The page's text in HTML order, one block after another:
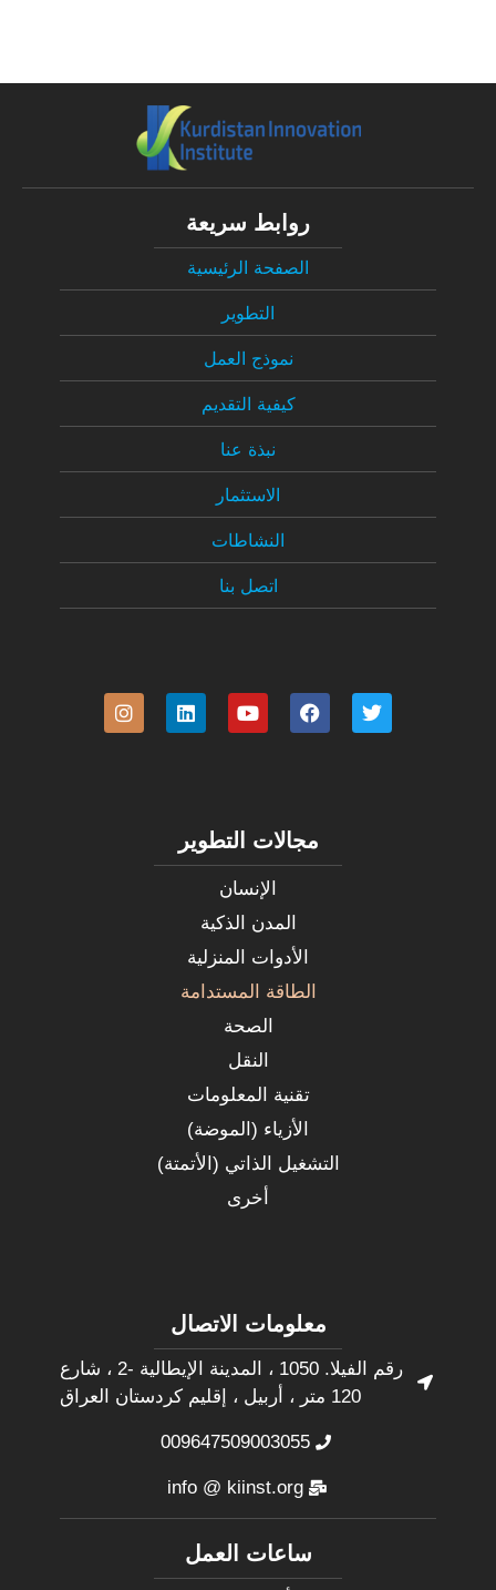
معلومات الاتصال
رقم الفيلا. 1050 ، المدينة الإيطالية -2 ، شارع
120 متر ، أربيل ، إقليم كردستان العراق
009647509003055
info @ kiinst.org
ساعات العمل
مجالات التطوير
الإنسان
المدن الذكية
الأدوات المنزلية
الطاقة المستدامة
الصحة
النقل
تقنية المعلومات
الأزياء (الموضة)
التشغيل الذاتي (الأتمتة)
أخرى
روابط سريعة
الصفحة الرئيسية
التطوير
نموذج العمل
كيفية التقديم
نبذة عنا
الاستثمار
النشاطات
اتصل بنا